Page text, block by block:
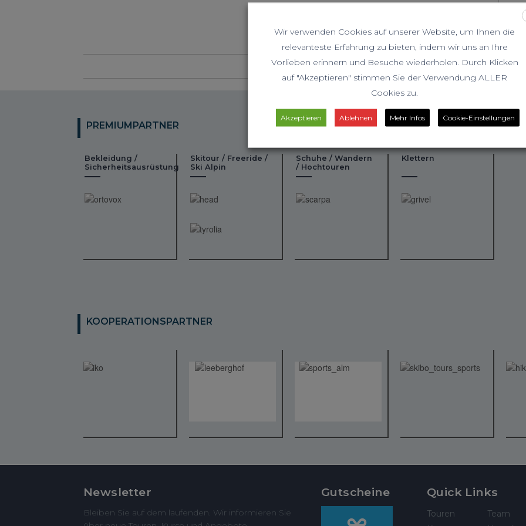
PREMIUMPARTNER
Bekleidung /
Sicherheitsausrüstung
Skitour / Freeride /
Ski Alpin
Schuhe / Wandern
/ Hochtouren
Klettern
KOOPERATIONSPARTNER
Newsletter
Bleiben Sie auf dem laufenden. Wir informieren Sie
Gutscheine Quick Links
Touren
Team
Wir verwenden Cookies auf unserer Website, um Ihnen die
relevanteste Erfahrung zu bieten, indem wir uns an Ihre
Vorlieben erinnern und Besuche wiederholen. Durch Klicken
auf "Akzeptieren" stimmen Sie der Verwendung ALLER
Cookies zu.
Akzeptieren Ablehnen Mehr Infos Cookie-Einstellungen